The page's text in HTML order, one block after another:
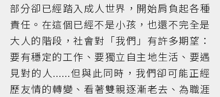
部分卻已經踏入成人世界，開始肩負起各種
責任。在這個已經不是小孩，也還不完全是
大人的階段，社會對「我們」有許多期望：
要有穩定的工作、要獨立自主地生活、要遇
見對的人......但與此同時，我們卻可能正經
歷友情的轉變、看著雙親逐漸老去、為職涯